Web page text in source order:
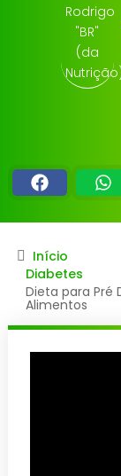
Início
Diabetes
Dieta para Pré
Alimentos